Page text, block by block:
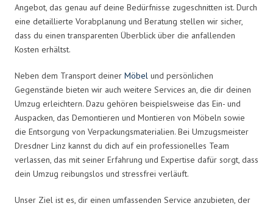
Angebot, das genau auf deine Bedürfnisse zugeschnitten ist. Durch
eine detaillierte Vorabplanung und Beratung stellen wir sicher,
dass du einen transparenten Überblick über die anfallenden
Kosten erhältst.
Neben dem Transport deiner Möbel und persönlichen
Gegenstände bieten wir auch weitere Services an, die dir deinen
Umzug erleichtern. Dazu gehören beispielsweise das Ein- und
Auspacken, das Demontieren und Montieren von Möbeln sowie
die Entsorgung von Verpackungsmaterialien. Bei Umzugsmeister
Dresdner Linz kannst du dich auf ein professionelles Team
verlassen, das mit seiner Erfahrung und Expertise dafür sorgt, dass
dein Umzug reibungslos und stressfrei verläuft.
Unser Ziel ist es, dir einen umfassenden Service anzubieten, der